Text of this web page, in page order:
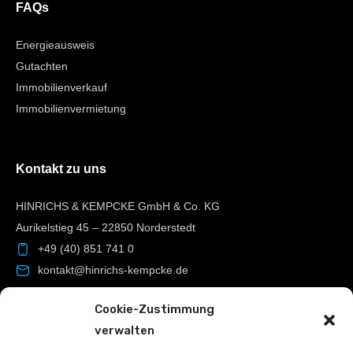
Cookie-Zustimmung
verwalten
FAQs
Energieausweis
Gutachten
Immobilienverkauf
Immobilienvermietung
Kontakt zu uns
HINRICHS & KEMPCKE GmbH & Co. KG
Aurikelstieg 45 – 22850 Norderstedt
+49 (40) 851 741 0
kontakt@hinrichs-kempcke.de
-49 (40) 851 741 99